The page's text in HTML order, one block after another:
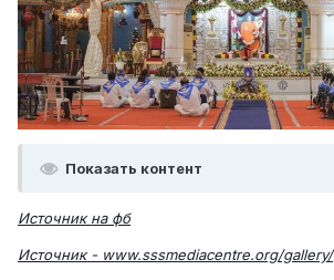
Показать контент
Источник на фб
Источник - www.sssmediacentre.org/gallery/